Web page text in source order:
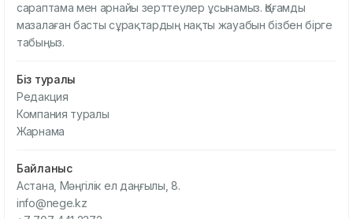
сараптама мен арнайы зерттеулер ұсынамыз. Қоғамды
мазалаған басты сұрақтардың нақты жауабын бізбен бірге
табыңыз.
Біз туралы
Редакция
Компания туралы
Жарнама
Байланыс
Астана, Мәңгілік ел даңғылы, 8.
info@nege.kz